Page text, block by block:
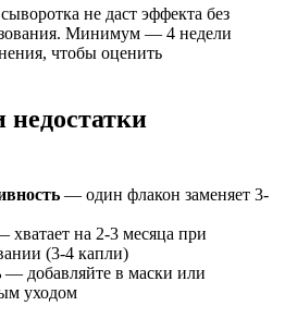
не даст эффекта без
Минимум — 4 недели
чтобы оценить
— один флакон заменяет 3-
хватает на 2-3 месяца при
(3-4 капли)
— добавляйте в маски или
уходом